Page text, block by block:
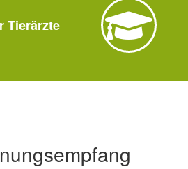
Tierärzte